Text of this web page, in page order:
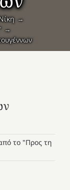
το "Προς τη